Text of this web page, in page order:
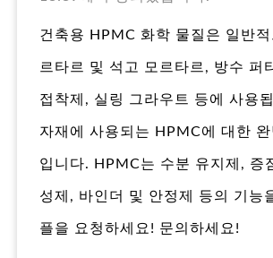
건축용 HPMC 화학 물질은 일반적
르타르 및 석고 모르타르, 방수 퍼
접착제, 실링 그라우트 등에 사용
자재에 사용되는 HPMC에 대한 완
입니다. HPMC는 수분 유지제, 증
성제, 바인더 및 안정제 등의 기능
플을 요청하세요! 문의하세요!